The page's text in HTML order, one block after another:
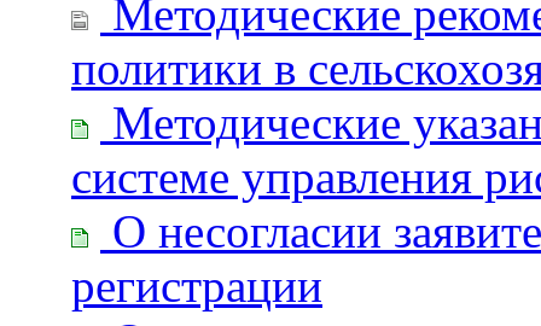
Методические
политики в
Методические
системе управления
О несогласии
регистрации